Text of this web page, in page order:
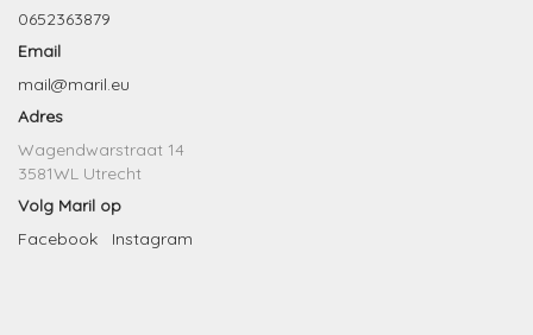
0652363879
Email
mail@maril.eu
Adres
Wagendwarstraat 14
3581WL Utrecht
Volg Maril op
Facebook
Instagram